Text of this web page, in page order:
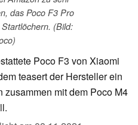
das Poco F3 Pro
(Bild:
Poco F3 von Xiaomi
teasert der Hersteller ein
zusammen mit dem Poco M4